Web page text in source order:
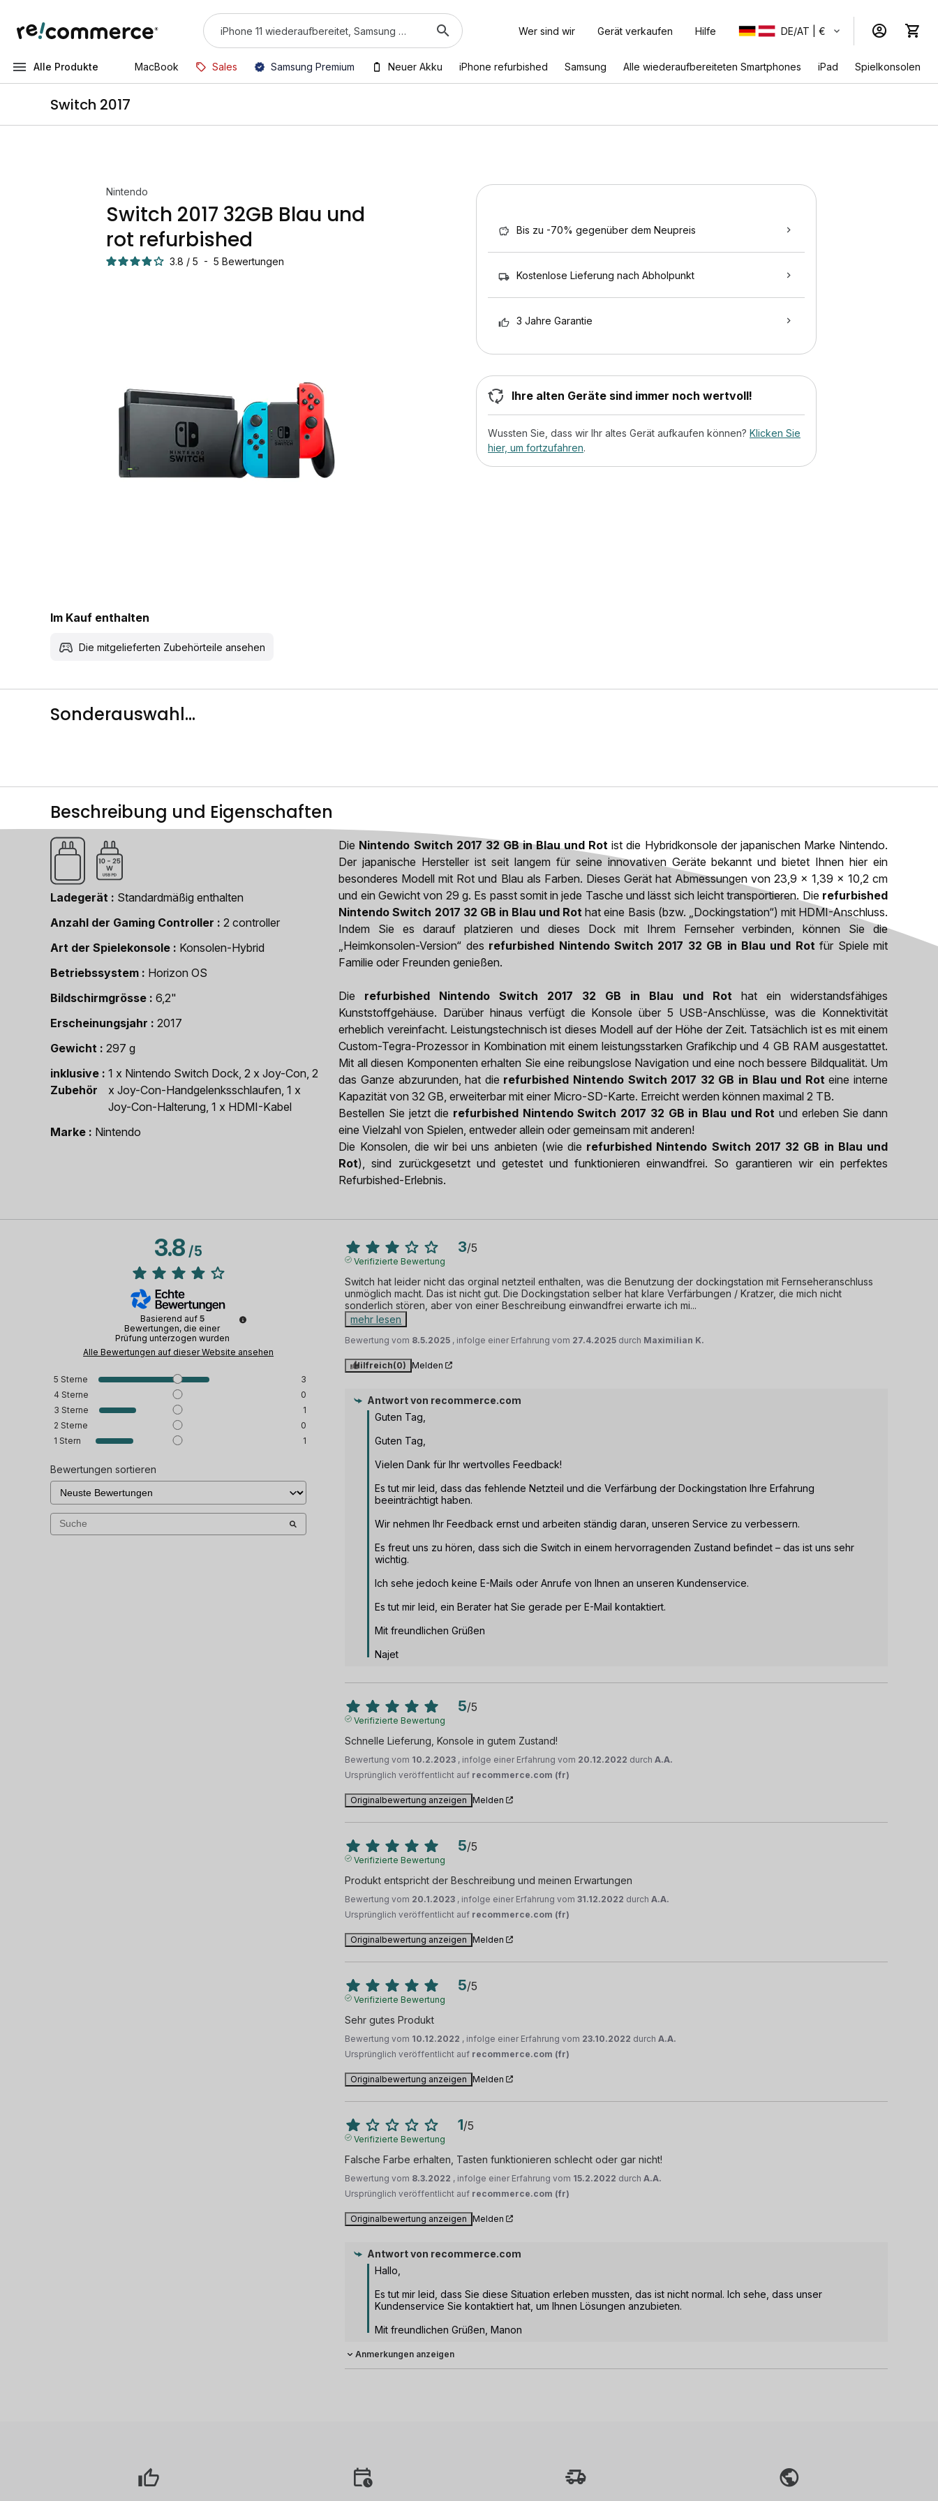
Wer sind wir Gerät verkaufen Hilfe DE/AT | €
Alle Produkte MacBook Sales Samsung Premium Neuer Akku iPhone refurbished Samsung Alle wiederaufbereiteten Smartphones iPad Spielkonsolen
Switch 2017
Nintendo
Switch 2017 32GB Blau und
rot refurbished
3.8 / 5 - 5 Bewertungen
Im Kauf enthalten
Die mitgelieferten Zubehörteile ansehen
Bis zu -70% gegenüber dem Neupreis
Kostenlose Lieferung nach Abholpunkt
3 Jahre Garantie
Ihre alten Geräte sind immer noch wertvoll!
Wussten Sie, dass wir Ihr altes Gerät aufkaufen können? Klicken Sie
hier, um fortzufahren.
Sonderauswahl...
Beschreibung und Eigenschaften
Ladegerät
Standardmäßig enthalten
Anzahl der Gaming Controller
2 controller
Art der Spielekonsole
Konsolen-Hybrid
Betriebssystem
Horizon OS
Bildschirmgrösse
6,2"
Erscheinungsjahr
2017
Gewicht
297 g
inklusive
Zubehör
1 x Nintendo Switch Dock, 2 x Joy-Con, 2
x Joy-Con-Handgelenksschlaufen, 1 x
Joy-Con-Halterung, 1 x HDMI-Kabel
Marke
Nintendo
Die Nintendo Switch 2017 32 GB in Blau und Rot ist die Hybridkonsole der japanischen Marke Nintendo.
Der japanische Hersteller ist seit langem für seine innovativen Geräte bekannt und bietet Ihnen hier ein
besonderes Modell mit Rot und Blau als Farben. Dieses Gerät hat Abmessungen von 23,9 x 1,39 x 10,2 cm
und ein Gewicht von 29 g. Es passt somit in jede Tasche und lässt sich leicht transportieren. Die refurbished
Nintendo Switch 2017 32 GB in Blau und Rot hat eine Basis (bzw. „Dockingstation“) mit HDMI-Anschluss.
Indem Sie es darauf platzieren und dieses Dock mit Ihrem Fernseher verbinden, können Sie die
„Heimkonsolen-Version“ des refurbished Nintendo Switch 2017 32 GB in Blau und Rotfür Spiele mit
Familie oder Freunden genießen.
Die refurbished Nintendo Switch 2017 32 GB in Blau und Rot hat ein widerstandsfähiges
Kunststoffgehäuse. Darüber hinaus verfügt die Konsole über 5 USB-Anschlüsse, was die Konnektivität
erheblich vereinfacht. Leistungstechnisch ist dieses Modell auf der Höhe der Zeit. Tatsächlich ist es mit einem
Custom-Tegra-Prozessor in Kombination mit einem leistungsstarken Grafikchip und 4 GB RAM ausgestattet.
Mit all diesen Komponenten erhalten Sie eine reibungslose Navigation und eine noch bessere Bildqualität. Um
das Ganze abzurunden, hat die refurbished Nintendo Switch 2017 32 GB in Blau und Roteine interne
Kapazität von 32 GB, erweiterbar mit einer Micro-SD-Karte. Erreicht werden können maximal 2 TB.
Bestellen Sie jetzt die refurbished Nintendo Switch 2017 32 GB in Blau und Rot und erleben Sie dann
eine Vielzahl von Spielen, entweder allein oder gemeinsam mit anderen!
Die Konsolen, die wir bei uns anbieten (wie die refurbished Nintendo Switch 2017 32 GB in Blau und
Rot), sind zurückgesetzt und getestet und funktionieren einwandfrei. So garantieren wir ein perfektes
Refurbished-Erlebnis.
3.8/5
Basierend auf 5
Bewertungen, die einer
Prüfung unterzogen wurden
Alle Bewertungen auf dieser Website ansehen
5 Sterne
3
4 Sterne
0
3 Sterne
1
2 Sterne
0
1 Stern 1
Bewertungen sortieren
3/5
Verifizierte Bewertung
Switch hat leider nicht das orginal netzteil enthalten, was die Benutzung der dockingstation mit Fernseheranschluss
unmöglich macht. Das ist nicht gut. Die Dockingstation selber hat klare Verfärbungen / Kratzer, die mich nicht
sonderlich stören, aber von einer Beschreibung einwandfrei erwarte ich mi...
mehr lesen
Bewertung vom 8.5.2025 , infolge einer Erfahrung vom 27.4.2025 durch Maximilian K.
Hilfreich(0) Melden
Antwort von recommerce.com
Guten Tag,
Guten Tag,
Vielen Dank für Ihr wertvolles Feedback!
Es tut mir leid, dass das fehlende Netzteil und die Verfärbung der Dockingstation Ihre Erfahrung
beeinträchtigt haben.
Wir nehmen Ihr Feedback ernst und arbeiten ständig daran, unseren Service zu verbessern.
Es freut uns zu hören, dass sich die Switch in einem hervorragenden Zustand befindet – das ist uns sehr
wichtig.
Ich sehe jedoch keine E-Mails oder Anrufe von Ihnen an unseren Kundenservice.
Es tut mir leid, ein Berater hat Sie gerade per E-Mail kontaktiert.
Mit freundlichen Grüßen
Najet
5/5
Verifizierte Bewertung
Schnelle Lieferung, Konsole in gutem Zustand!
Bewertung vom 10.2.2023 , infolge einer Erfahrung vom 20.12.2022 durchA.A.
Ursprünglich veröffentlicht auf recommerce.com (fr)
Originalbewertung anzeigen Melden
5/5
Verifizierte Bewertung
Produkt entspricht der Beschreibung und meinen Erwartungen
Bewertung vom 20.1.2023 , infolge einer Erfahrung vom31.12.2022 durchA.A.
Ursprünglich veröffentlicht auf recommerce.com (fr)
Originalbewertung anzeigen Melden
5/5
Verifizierte Bewertung
Sehr gutes Produkt
Bewertung vom 10.12.2022 , infolge einer Erfahrung vom 23.10.2022 durchA.A.
Ursprünglich veröffentlicht auf recommerce.com (fr)
Originalbewertung anzeigen Melden
1/5
Verifizierte Bewertung
Falsche Farbe erhalten, Tasten funktionieren schlecht oder gar nicht!
Bewertung vom 8.3.2022 , infolge einer Erfahrung vom 15.2.2022 durchA.A.
Ursprünglich veröffentlicht auf recommerce.com (fr)
Originalbewertung anzeigen Melden
Antwort von recommerce.com
Hallo,
Es tut mir leid, dass Sie diese Situation erleben mussten, das ist nicht normal. Ich sehe, dass unser
Kundenservice Sie kontaktiert hat, um Ihnen Lösungen anzubieten.
Mit freundlichen Grüßen, Manon
Anmerkungen anzeigen